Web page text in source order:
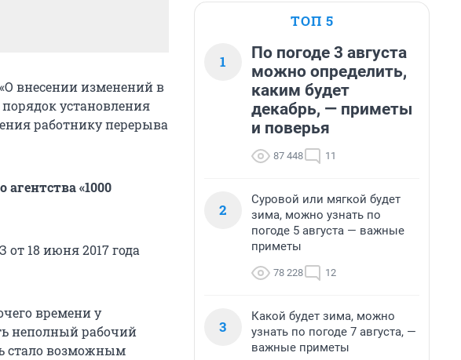
внесении изменений в
установления
работнику перерыва
«1000
18 июня 2017 года
времени у
неполный рабочий
стало возможным
ТОП 5
1
По погоде 3 августа
можно определить,
каким будет
декабрь, — приметы
и поверья
87 448 11
2
Суровой или мягкой будет
зима, можно узнать по
погоде 5 августа — важные
приметы
78 228 12
3
Какой будет зима, можно
узнать по погоде 7 августа, —
важные приметы